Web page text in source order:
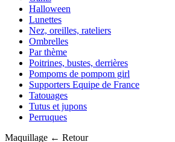
Halloween
Lunettes
Nez, oreilles, rateliers
Ombrelles
Par thème
Poitrines, bustes, derrières
Pompoms de pompom girl
Supporters Equipe de France
Tatouages
Tutus et jupons
Perruques
Maquillage ← Retour